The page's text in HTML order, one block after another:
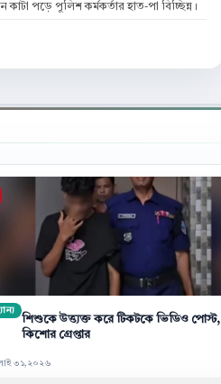
কাটা পড়ে পুলিশ কর্মকর্তার হাত-পা বিচ্ছিন্ন।
শিশুকে উত্ত্যক্ত করে টিকটকে ভিডিও পোস্ট,
কিশোর গ্রেপ্তার
৩১,২০২৬